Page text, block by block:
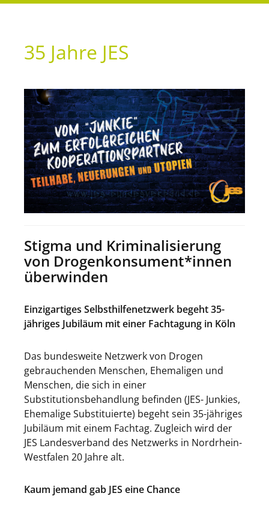
35 Jahre JES
Stigma und Kriminalisierung
von Drogenkonsument*innen
überwinden
Einzigartiges Selbsthilfenetzwerk begeht 35-
jähriges Jubiläum mit einer Fachtagung in Köln
Das bundesweite Netzwerk von Drogen
gebrauchenden Menschen, Ehemaligen und
Menschen, die sich in einer
Substitutionsbehandlung befinden (JES- Junkies,
Ehemalige Substituierte) begeht sein 35-jähriges
Jubiläum mit einem Fachtag. Zugleich wird der
JES Landesverband des Netzwerks in Nordrhein-
Westfalen 20 Jahre alt.
Kaum jemand gab JES eine Chance